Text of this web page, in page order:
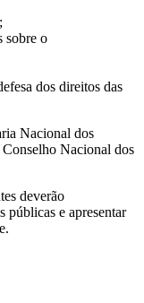
sobre o
dos direitos das
Nacional dos
Nacional dos
deverão
públicas e apresentar